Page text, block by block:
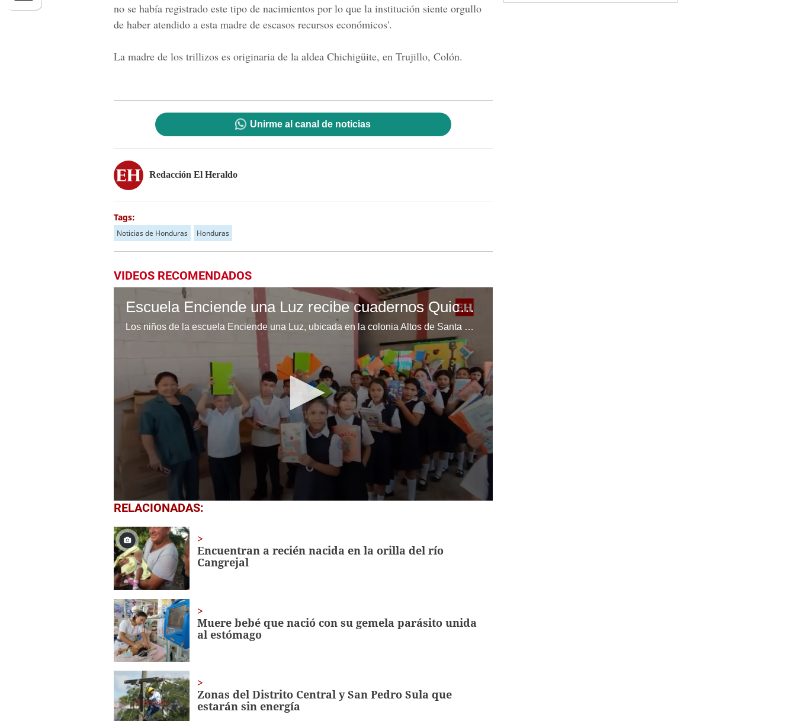
no se había registrado este tipo de nacimientos por lo que la institución siente orgullo
de haber atendido a esta madre de escasos recursos económicos'.
La madre de los trillizos es originaria de la aldea Chichigüite, en Trujillo, Colón.
Unirme al canal de noticias
Redacción El Heraldo
Tags:
Noticias de Honduras Honduras
VIDEOS RECOMENDADOS
Escuela Enciende una Luz recibe cuadernos Quick, gracias a la Maratón del Saber
Los niños de la escuela Enciende una Luz, ubicada en la colonia Altos de Santa Rosa, al sur de Tegucigalpa, recibieron cuadernos Quick como parte de la Campaña Maratón del Saber.
0
seconds
1
minute,
56
seconds Volume
0%
RELACIONADAS:
Encuentran a recién nacida en la orilla del río
Cangrejal
Muere bebé que nació con su gemela parásito unida
al estómago
Zonas del Distrito Central y San Pedro Sula que
estarán sin energía